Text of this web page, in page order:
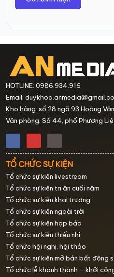
HOTLINE: 0986.934.916
Email:
Kho hàng: số 28 ngõ 93 Hoàng
Văn phòng: Số 44, phố Phương
TỔ CHỨC SỰ KIỆN
Tổ chức sự kiện livestream
Tổ chức sự kiện tri ân cuối năm
Tổ chức sự kiện khai trương
Tổ chức sự kiện ngoài trời
Tổ chức sự kiện họp báo
Tổ chức sự kiện thiếu nhi
Tổ chức hội nghị, hội thảo
Tổ chức sự kiện mở bán bất động
Tổ chức lễ khánh thành – khởi